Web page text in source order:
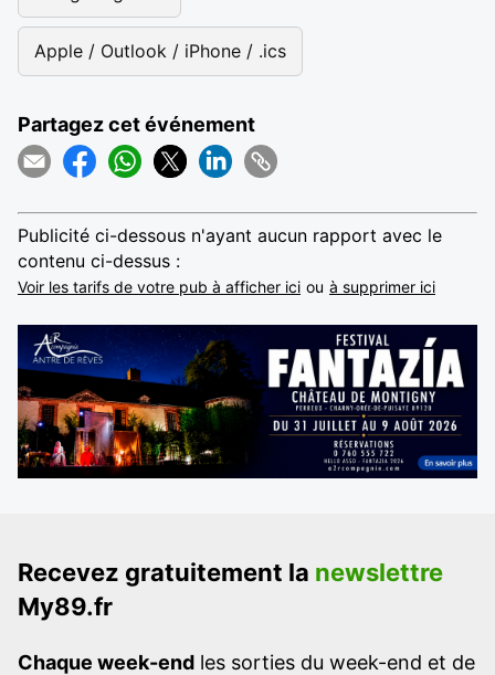
Apple / Outlook / iPhone / .ics
Partagez cet événement
Publicité ci-dessous n'ayant aucun rapport avec le
contenu ci-dessus :
Voir les tarifs de votre pub à afficher ici ou à supprimer ici
Recevez gratuitement la newslettre
My89.fr
Chaque week-end les sorties du week-end et de